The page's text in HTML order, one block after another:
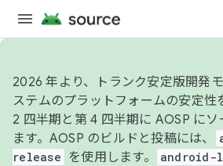
2026 年より、トランク安定版開発
ステムのプラットフォームの安定性
2 四半期と第 4 四半期に AOSP に
ます。AOSP のビルドと投稿には、
release
を使用します。 android-